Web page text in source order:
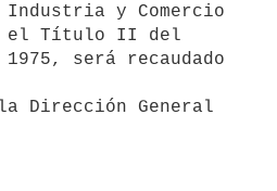
y Comercio
el Título II del
será recaudado
Dirección General